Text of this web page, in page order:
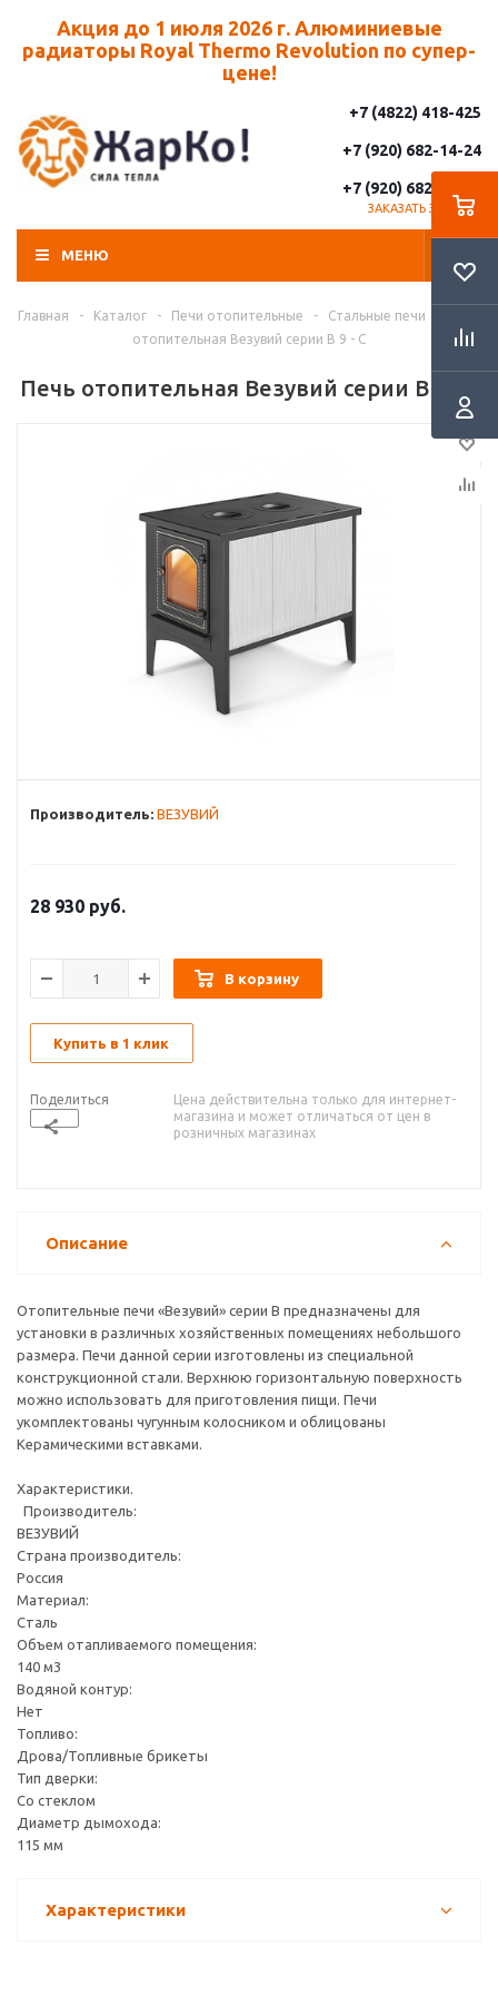
Акция до 1 июля 2026 г. Алюминиевые
радиаторы Royal Thermo Revolution по супер-
цене!
+7 (4822) 418-425
+7 (920) 682-14-24
+7 (920) 682-14-25
ЗАКАЗАТЬ ЗВОНОК
МЕНЮ
Главная - Каталог - Печи отопительные - Стальные печи
отопительная Везувий серии В 9 - С
Печь отопительная Везувий серии В 9 - С
Производитель: ВЕЗУВИЙ
28 930 руб.
В корзину
Купить в 1 клик
Поделиться
Цена действительна только для интернет-
магазина и может отличаться от цен в
розничных магазинах
Описание
Отопительные печи «Везувий» серии В предназначены для
установки в различных хозяйственных помещениях небольшого
размера. Печи данной серии изготовлены из специальной
конструкционной стали. Верхнюю горизонтальную поверхность
можно использовать для приготовления пищи. Печи
укомплектованы чугунным колосником и облицованы
Керамическими вставками.
Характеристики.
Производитель:
ВЕЗУВИЙ
Страна производитель:
Россия
Материал:
Сталь
Объем отапливаемого помещения:
140 м3
Водяной контур:
Нет
Топливо:
Дрова/Топливные брикеты
Тип дверки:
Со стеклом
Диаметр дымохода:
115 мм
Характеристики